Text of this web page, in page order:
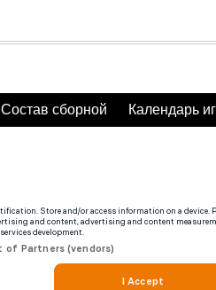
Состав сборной Календарь